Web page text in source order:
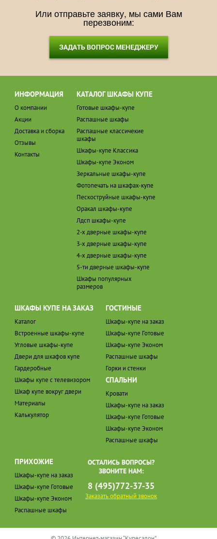
Или отправьте заявку, мы сами Вам
перезвоним:
ЗАДАТЬ ВОПРОС МЕНЕДЖЕРУ
ИНФОРМАЦИЯ
О компании
Акции
Доставка и сборка
Отзывы
Контакты
КАТАЛОГ ШКАФЫ КУПЕ
Готовые шкафы-купе
Распашные шкафы
Распашные классичекие
шкафы
Шкафы-купе Классика
Шкафы-купе Эконом
Зеркальные шкафы-купе
Фотопечать на шкафах-купе
Пескоструйные шкафы-купе
Оракал шкафы-купе
Лдсп шкафы-купе
2-х дверные шкафы-купе
3-х дверные шкафы-купе
4-х дверные шкафы-купе
5-ти дверные шкафы-купе
Шкафы популярных
размеров
ШКАФЫ КУПЕ НА ЗАКАЗ
Каталог
Встроенные шкафы-купе
Угловые шкафы-купе
Двери для шкафов купе
Гардеробные
Шкафы купе с телевизором
Шкаф купе вокруг двери
Материалы
Калькулятор
ГОСТИНЫЕ
Шкафы-купе на заказ
Шкафы-купе Готовые
Шкафы-купе Эконом
Распашные шкафы
Горки и стенки
СПАЛЬНИ
Кровати
Шкафы-купе на заказ
Шкафы-купе Готовые
Шкафы-купе Эконом
Распашные шкафы
ПРИХОЖИЕ
Шкафы-купе на заказ
Шкафы-купе Готовые
Шкафы-купе Эконом
Распашные шкафы
ОСТАЛИСЬ ВОПРОСЫ?
ЗВОНИТЕ НАМ:
8 (495)772-37-35
Заказать обратный звонок